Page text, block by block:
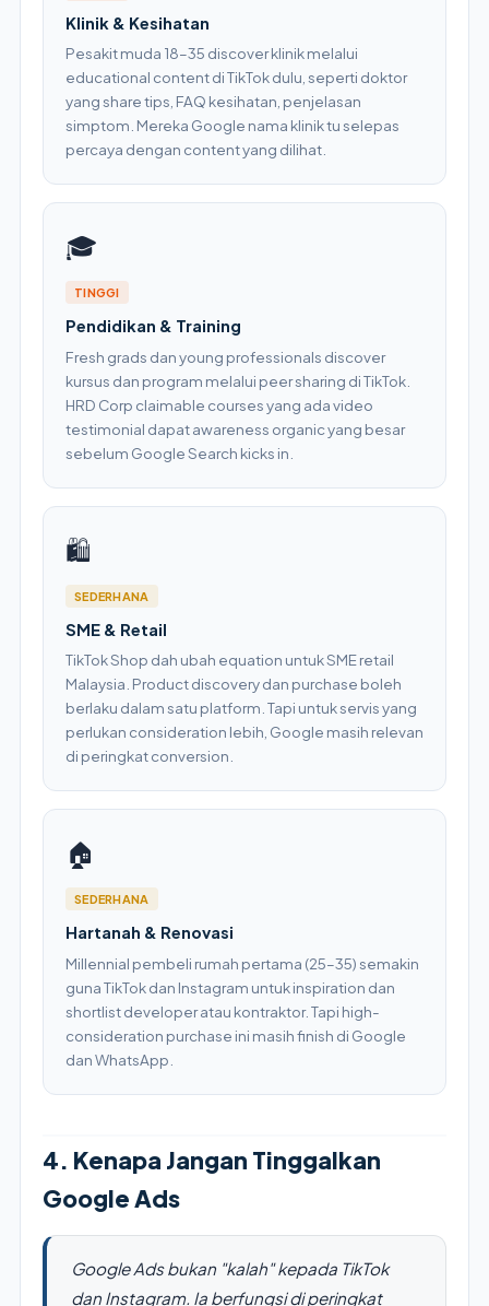
Klinik & Kesihatan
Pesakit muda 18–35 discover klinik melalui
educational content di TikTok dulu, seperti doktor
yang share tips, FAQ kesihatan, penjelasan
simptom. Mereka Google nama klinik tu selepas
percaya dengan content yang dilihat.
🎓
TINGGI
Pendidikan & Training
Fresh grads dan young professionals discover
kursus dan program melalui peer sharing di TikTok.
HRD Corp claimable courses yang ada video
testimonial dapat awareness organic yang besar
sebelum Google Search kicks in.
🛍️
SEDERHANA
SME & Retail
TikTok Shop dah ubah equation untuk SME retail
Malaysia. Product discovery dan purchase boleh
berlaku dalam satu platform. Tapi untuk servis yang
perlukan consideration lebih, Google masih relevan
di peringkat conversion.
🏠
SEDERHANA
Hartanah & Renovasi
Millennial pembeli rumah pertama (25–35) semakin
guna TikTok dan Instagram untuk inspiration dan
shortlist developer atau kontraktor. Tapi high-
consideration purchase ini masih finish di Google
dan WhatsApp.
4. Kenapa Jangan Tinggalkan
Google Ads
Google Ads bukan "kalah" kepada TikTok
dan Instagram. Ia berfungsi di peringkat